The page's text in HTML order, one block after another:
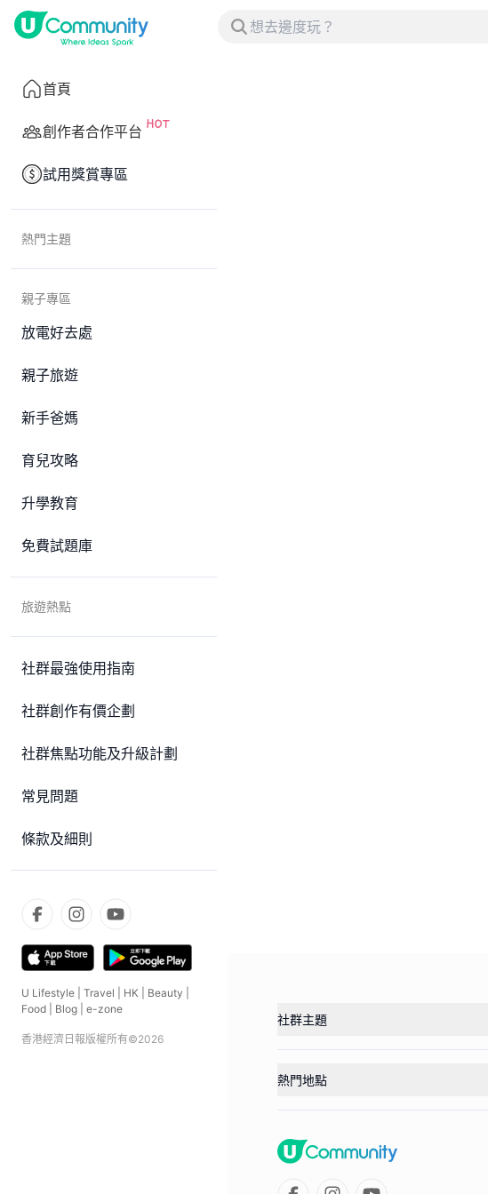
首頁
創作者合作平台
試用獎賞專區
熱門主題
親子專區
放電好去處
親子旅遊
新手爸媽
育兒攻略
升學教育
免費試題庫
旅遊熱點
社群最強使用指南
社群創作有價企劃
社群焦點功能及升級計劃
常見問題
條款及細則
U Lifestyle Travel HK Beauty
Food
Blog e-zone
香港經濟日報版權所有©2026
社群主題
熱門地點